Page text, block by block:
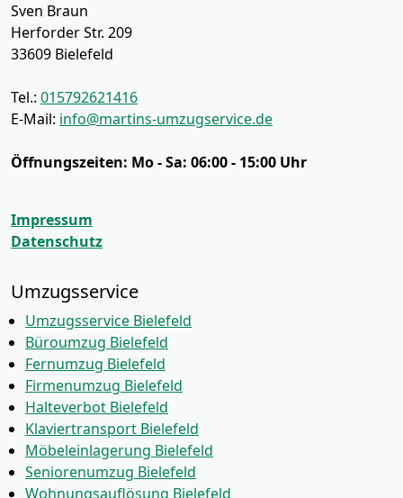
Sven Braun
Herforder Str. 209
33609 Bielefeld
Tel.: 015792621416
E-Mail: info@martins-umzugservice.de
Öffnungszeiten: Mo - Sa: 06:00 - 15:00 Uhr
Impressum
Datenschutz
Umzugsservice
Umzugsservice Bielefeld
Büroumzug Bielefeld
Fernumzug Bielefeld
Firmenumzug Bielefeld
Halteverbot Bielefeld
Klaviertransport Bielefeld
Möbeleinlagerung Bielefeld
Seniorenumzug Bielefeld
Wohnungsauflösung Bielefeld